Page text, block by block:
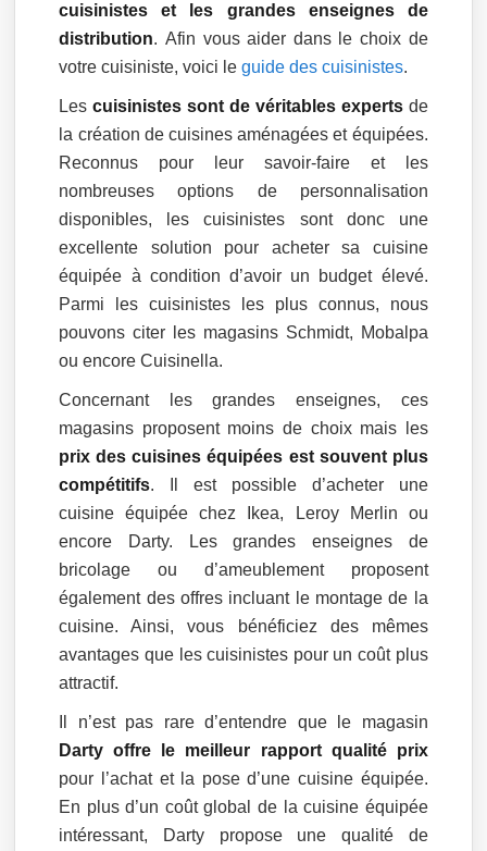
cuisinistes et les grandes enseignes de
distribution. Afin vous aider dans le choix de
votre cuisiniste, voici leguide des cuisinistes.
Lescuisinistes sont de véritables expertsde
la création de cuisines aménagées et équipées.
Reconnus pour leur savoir-faire et les
nombreuses options de personnalisation
disponibles, les cuisinistes sont donc une
excellente solution pour acheter sa cuisine
équipée à condition d’avoir un budget élevé.
Parmi les cuisinistes les plus connus, nous
pouvons citer les magasins Schmidt, Mobalpa
ou encore Cuisinella.
Concernant les grandes enseignes, ces
magasins proposent moins de choix mais les
prix des cuisines équipées est souvent plus
compétitifs. Il est possible d’acheter une
cuisine équipée chez Ikea, Leroy Merlin ou
encore Darty. Les grandes enseignes de
bricolage ou d’ameublement proposent
également des offres incluant le montage de la
cuisine. Ainsi, vous bénéficiez des mêmes
avantages que les cuisinistes pour un coût plus
attractif.
Il n’est pas rare d’entendre que le magasin
Darty offre le meilleur rapport qualité prix
pour l’achat et la pose d’une cuisine équipée.
En plus d’un coût global de la cuisine équipée
intéressant, Darty propose une qualité de